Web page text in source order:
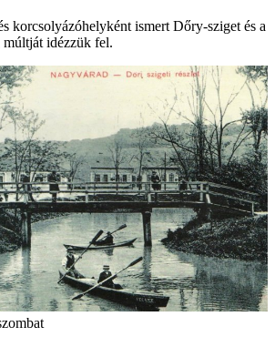
korcsolyázóhelyként ismert Dőry-sziget és a
idézzük fel.